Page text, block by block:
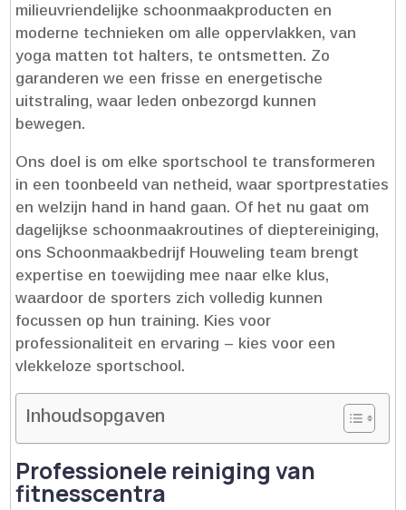
milieuvriendelijke schoonmaakproducten en
moderne technieken om alle oppervlakken, van
yoga matten tot halters, te ontsmetten.​ Zo
garanderen we een frisse en energetische
uitstraling, waar leden onbezorgd kunnen
bewegen.​
Ons doel is om elke sportschool te transformeren
in een toonbeeld van netheid, waar sportprestaties
en welzijn hand in hand gaan.​ Of het nu gaat om
dagelijkse schoonmaakroutines of dieptereiniging,
ons Schoonmaakbedrijf Houweling team brengt
expertise en toewijding mee naar elke klus,
waardoor de sporters zich volledig kunnen
focussen op hun training.​ Kies voor
professionaliteit en ervaring – kies voor een
vlekkeloze sportschool.​
Inhoudsopgaven
Professionele reiniging van
fitnesscentra